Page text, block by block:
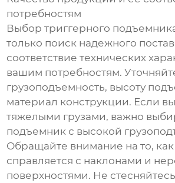
потребностям
Выбор триггерного
только поиск надежного
соответствие технических
вашим потребностям.
грузоподъемность, высоту
материал конструкции. Если
тяжелыми грузами, важно
подъемник с высокой
Обращайте внимание на то,
справляется с наклонами и
поверхностями. Не